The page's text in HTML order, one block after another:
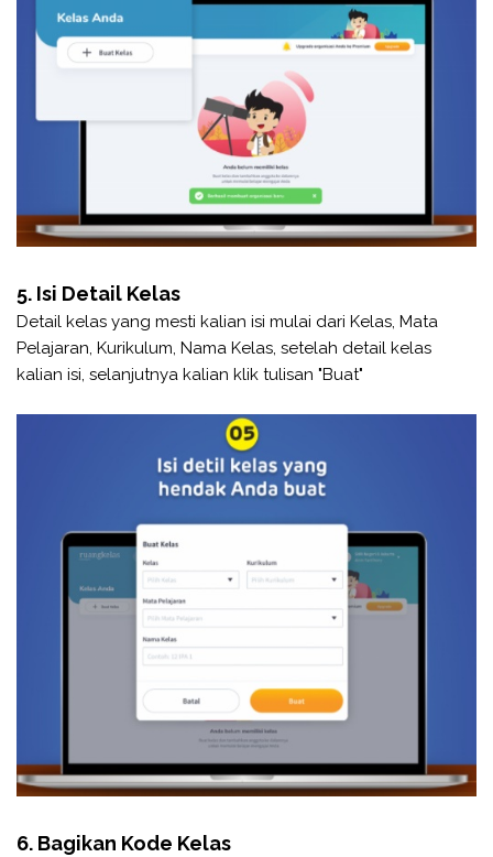
5. Isi Detail Kelas
Detail kelas yang mesti kalian isi mulai dari Kelas, Mata
Pelajaran, Kurikulum, Nama Kelas, setelah detail kelas
kalian isi, selanjutnya kalian klik tulisan "Buat"
6. Bagikan Kode Kelas